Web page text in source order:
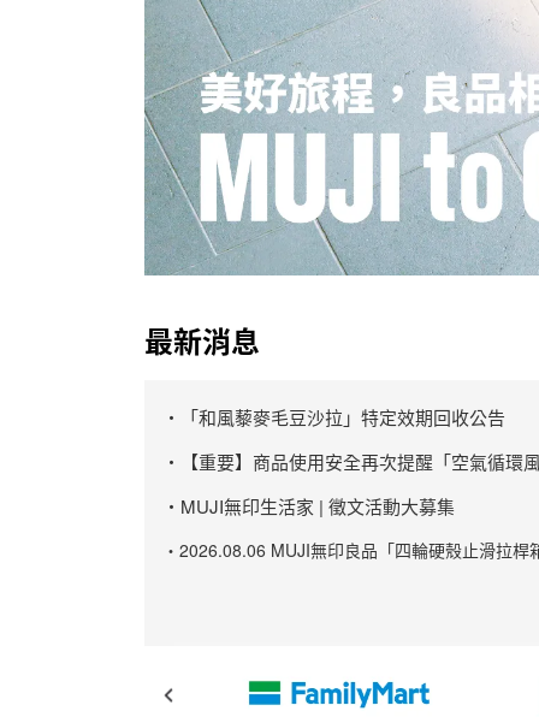
最新消息
・「和風藜麥毛豆沙拉」特定效期回收公告
・【重要】商品使用安全再次提醒「空氣循環
・MUJI無印生活家 | 徵文活動大募集
・2026.08.06 MUJI無印良品「四輪硬殼止滑拉